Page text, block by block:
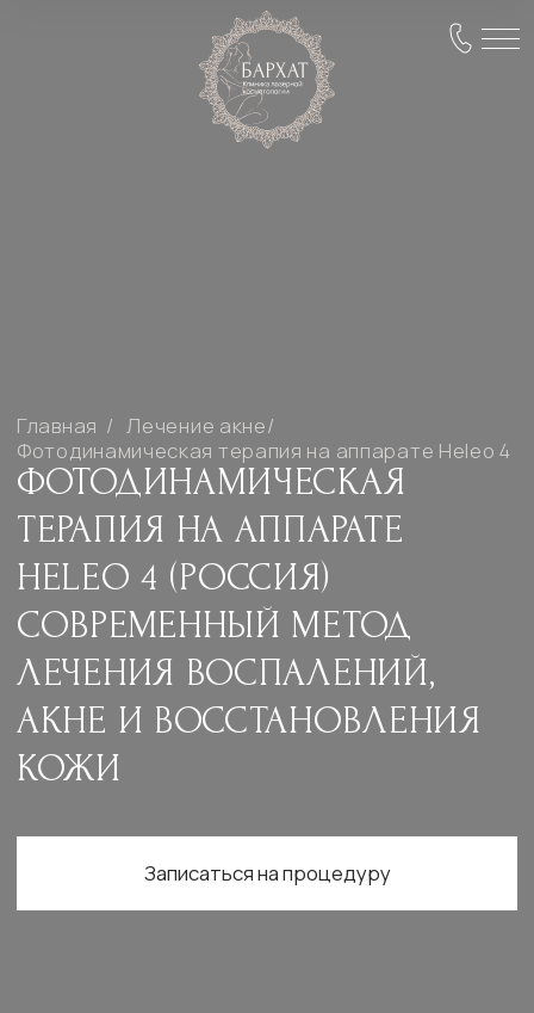
HELEO 4 (РОССИЯ)
СОВРЕМЕННЫЙ МЕТОД
ЛЕЧЕНИЯ ВОСПАЛЕНИЙ,
АКНЕ И ВОССТАНОВЛЕНИЯ
КОЖИ
Записаться на процедуру